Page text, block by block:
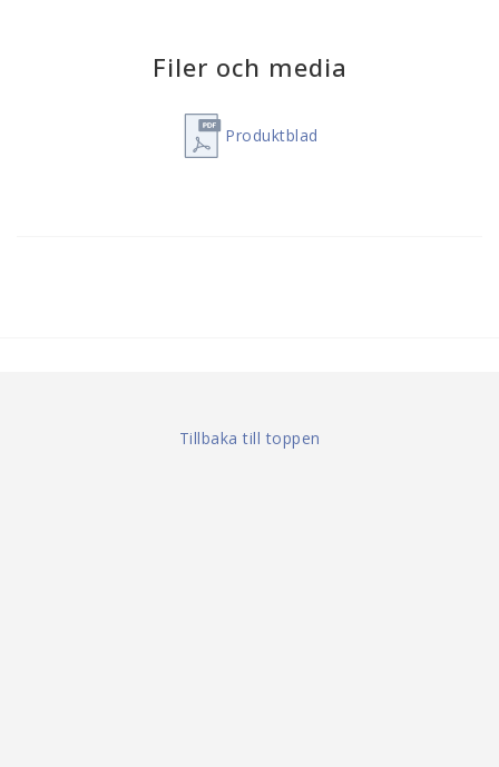
Filer och media
Produktblad
Tillbaka till toppen